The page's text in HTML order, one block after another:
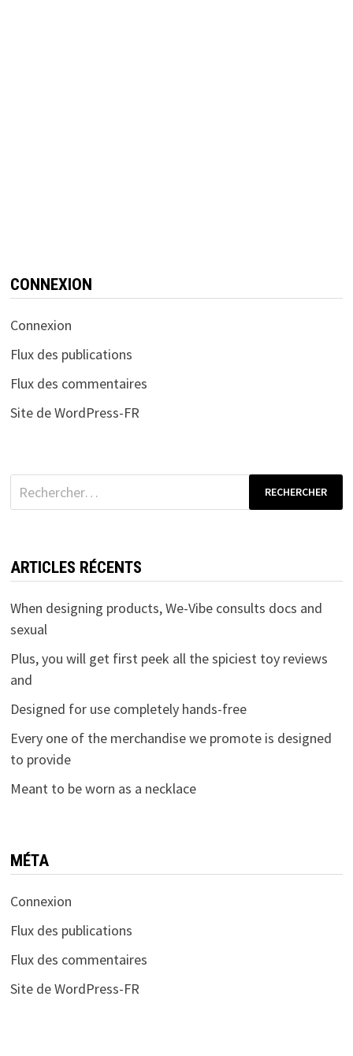
CONNEXION
Connexion
Flux des publications
Flux des commentaires
Site de WordPress-FR
Rechercher :
ARTICLES RÉCENTS
When designing products, We-Vibe consults docs and
sexual
Plus, you will get first peek all the spiciest toy reviews
and
Designed for use completely hands-free
Every one of the merchandise we promote is designed
to provide
Meant to be worn as a necklace
MÉTA
Connexion
Flux des publications
Flux des commentaires
Site de WordPress-FR